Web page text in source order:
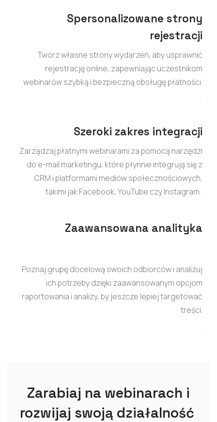
Spersonalizowane strony
rejestracji
Twórz własne strony wydarzeń, aby usprawnić
rejestrację online, zapewniając uczestnikom
webinarów szybką i bezpieczną obsługę płatności.
.
Szeroki zakres integracji
Zarządzaj płatnymi webinarami za pomocą narzędzi
do e-mail marketingu, które płynnie integrują się z
CRM i platformami mediów społecznościowych,
takimi jak Facebook, YouTube czy Instagram.
Zaawansowana analityka
Poznaj grupę docelową swoich odbiorców i analizuj
ich potrzeby dzięki zaawansowanym opcjom
raportowania i analizy, by jeszcze lepiej targetować
treści.
.
Zarabiaj na webinarach i
rozwijaj swoją działalność